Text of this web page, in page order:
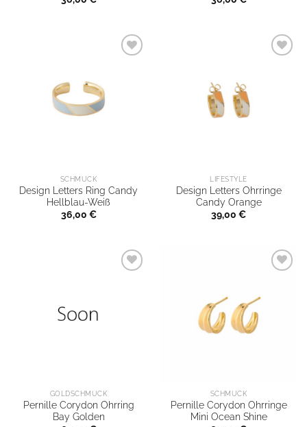
SCHMUCK
Design Letters Ring Candy
Hellblau-Weiß
36,00 €
LIFESTYLE
Design Letters Ohrringe
Candy Orange
39,00 €
GOLDSCHMUCK
Pernille Corydon Ohrring
Bay Golden
SCHMUCK
Pernille Corydon Ohrringe
Mini Ocean Shine